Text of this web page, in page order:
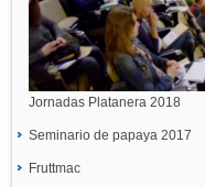
Jornadas Platanera 2018
Seminario de papaya 2017
Fruttmac